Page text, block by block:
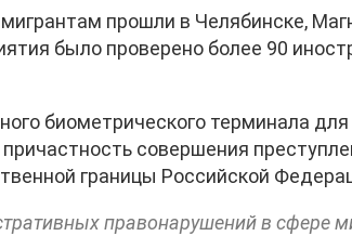
прошли в Челябинске,
было проверено более 90
биометрического терминала для
совершения
границы Российской
правонарушений в сфере